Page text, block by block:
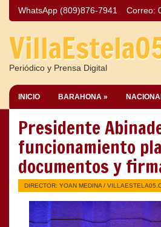
WhatsApp (809)876-7941 Correo:
Periódico y Prensa Digital
INICIO BARAHONA »
Presidente
funcionamiento
documentos y
DIRECTOR: YOAN MEDINA /